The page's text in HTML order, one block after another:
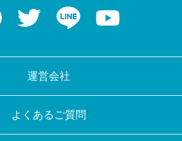
Facebook Twitter LINE
運営会社
よくあるご質問